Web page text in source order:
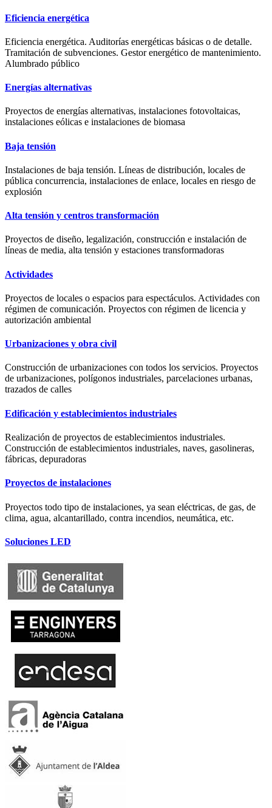
Eficiencia energética
Eficiencia energética. Auditorías energéticas básicas o de detalle.
Tramitación de subvenciones. Gestor energético de mantenimiento.
Alumbrado público
Energías alternativas
Proyectos de energías alternativas, instalaciones fotovoltaicas,
instalaciones eólicas e instalaciones de biomasa
Baja tensión
Instalaciones de baja tensión. Líneas de distribución, locales de
pública concurrencia, instalaciones de enlace, locales en riesgo de
explosión
Alta tensión y centros transformación
Proyectos de diseño, legalización, construcción e instalación de
líneas de media, alta tensión y estaciones transformadoras
Actividades
Proyectos de locales o espacios para espectáculos. Actividades con
régimen de comunicación. Proyectos con régimen de licencia y
autorización ambiental
Urbanizaciones y obra civil
Construcción de urbanizaciones con todos los servicios. Proyectos
de urbanizaciones, polígonos industriales, parcelaciones urbanas,
trazados de calles
Edificación y establecimientos industriales
Realización de proyectos de establecimientos industriales.
Construcción de establecimientos industriales, naves, gasolineras,
fábricas, depuradoras
Proyectos de instalaciones
Proyectos todo tipo de instalaciones, ya sean eléctricas, de gas, de
clima, agua, alcantarillado, contra incendios, neumática, etc.
Soluciones LED